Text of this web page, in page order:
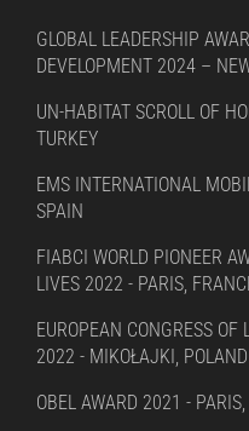
GLOBAL LEADERSHIP
DEVELOPMENT 2024 –
UN-HABITAT SCROLL OF
TURKEY
EMS INTERNATIONAL
SPAIN
FIABCI WORLD PIONEER
LIVES 2022 - PARIS,
EUROPEAN CONGRESS
2022 - MIKOŁAJKI, POLAND
OBEL AWARD 2021 -